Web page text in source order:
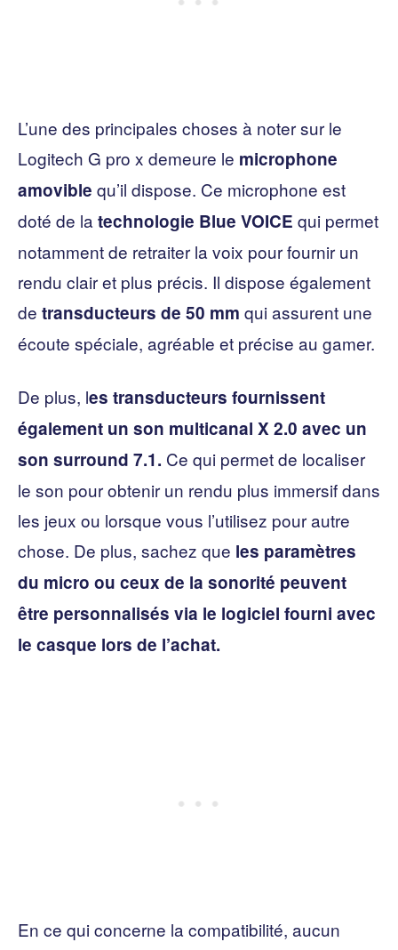
L’une des principales choses à noter sur le
Logitech G pro x demeure le microphone
amovible qu’il dispose. Ce microphone est
doté de la technologie Blue VOICE qui permet
notamment de retraiter la voix pour fournir un
rendu clair et plus précis. Il dispose également
de transducteurs de 50 mm qui assurent une
écoute spéciale, agréable et précise au gamer.
De plus, les transducteurs fournissent
également un son multicanal X 2.0 avec un
son surround 7.1. Ce qui permet de localiser
le son pour obtenir un rendu plus immersif dans
les jeux ou lorsque vous l’utilisez pour autre
chose. De plus, sachez que les paramètres
du micro ou ceux de la sonorité peuvent
être personnalisés via le logiciel fourni avec
le casque lors de l’achat.
En ce qui concerne la compatibilité, aucun